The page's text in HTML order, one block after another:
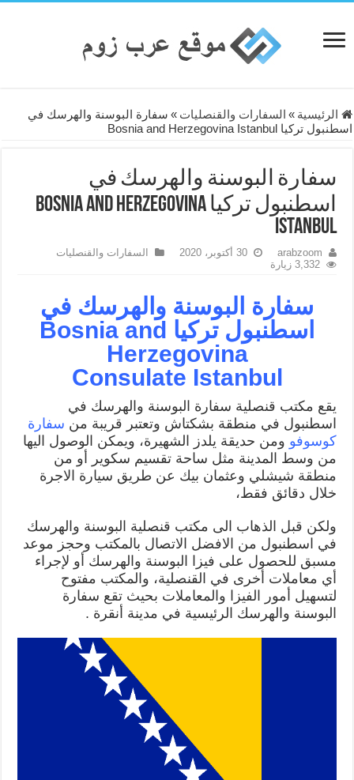
الرئيسية » السفارات والقنصليات » سفارة البوسنة والهرسك في
اسطنبول تركيا Bosnia and Herzegovina Istanbul
سفارة البوسنة والهرسك في
اسطنبول تركيا Bosnia and Herzegovina
Istanbul
arabzoom 30 أكتوبر، 2020
السفارات والقنصليات
3,332 زيارة
سفارة البوسنة والهرسك في
اسطنبول تركيا Bosnia and
Herzegovina
Consulate Istanbul
يقع مكتب قنصلية سفارة البوسنة والهرسك في
اسطنبول في منطقة بشكتاش وتعتبر قريبة من سفارة
كوسوفو ومن حديقة يلدز الشهيرة، ويمكن الوصول اليها
من وسط المدينة مثل ساحة تقسيم سكوير أو من
منطقة شيشلي وعثمان بيك عن طريق سيارة الاجرة
خلال دقائق فقط،
ولكن قبل الذهاب الى مكتب قنصلية البوسنة والهرسك
في اسطنبول من الافضل الاتصال بالمكتب وحجز موعد
مسبق للحصول على فيزا البوسنة والهرسك أو لإجراء
أي معاملات أخرى في القنصلية، والمكتب مفتوح
لتسهيل أمور الفيزا والمعاملات بحيث تقع سفارة
البوسنة والهرسك الرئيسية في مدينة أنقرة .